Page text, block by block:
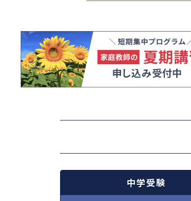
中学受験